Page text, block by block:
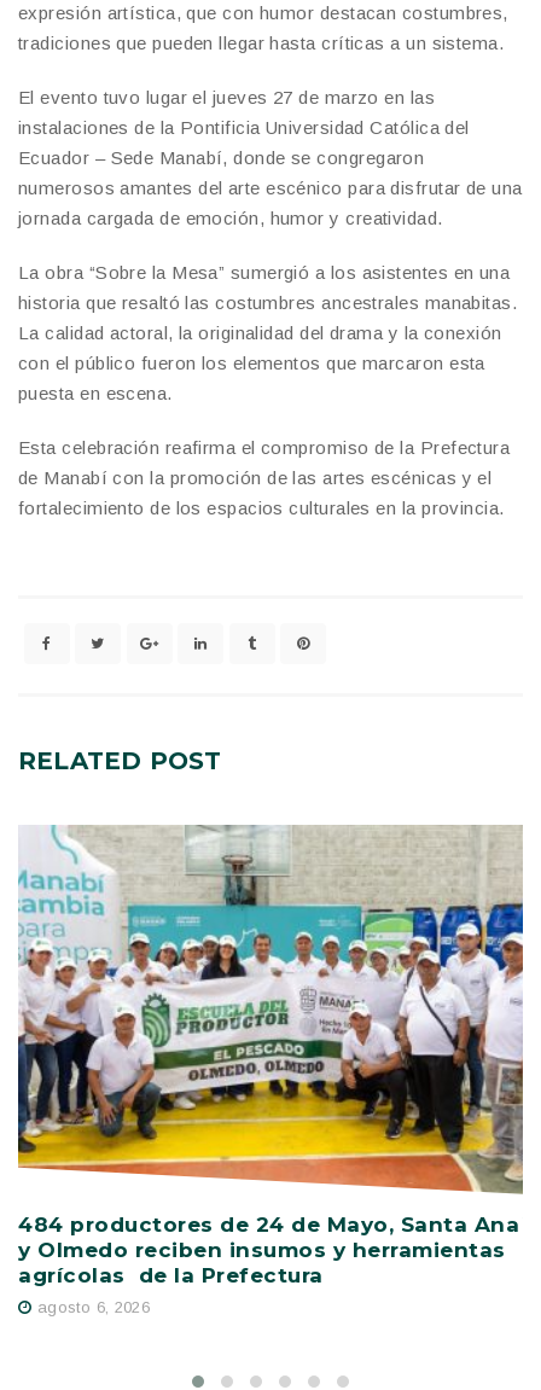
expresión artística, que con humor destacan costumbres,
tradiciones que pueden llegar hasta críticas a un sistema.
El evento tuvo lugar el jueves 27 de marzo en las
instalaciones de la Pontificia Universidad Católica del
Ecuador – Sede Manabí, donde se congregaron
numerosos amantes del arte escénico para disfrutar de una
jornada cargada de emoción, humor y creatividad.
La obra “Sobre la Mesa” sumergió a los asistentes en una
historia que resaltó las costumbres ancestrales manabitas.
La calidad actoral, la originalidad del drama y la conexión
con el público fueron los elementos que marcaron esta
puesta en escena.
Esta celebración reafirma el compromiso de la Prefectura
de Manabí con la promoción de las artes escénicas y el
fortalecimiento de los espacios culturales en la provincia.
RELATED POST
484 productores de 24 de Mayo, Santa Ana
y Olmedo reciben insumos y herramientas
agrícolas de la Prefectura
agosto 6, 2026